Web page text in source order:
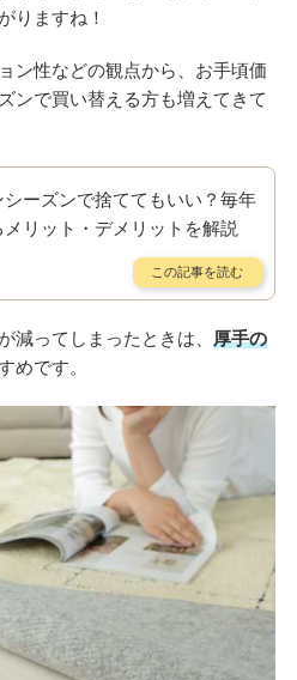
りますね！
ン性などの観点から、お手頃価
ンで買い替える方も増えてきて
シーズンで捨ててもいい？毎年
リット・デメリットを解説
減ってしまったときは、 厚手の
めです。